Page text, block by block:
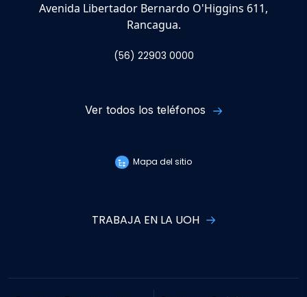
Avenida Libertador Bernardo O'Higgins 611,
Rancagua.
(56) 22903 0000
Ver todos los teléfonos
Mapa del sitio
TRABAJA EN LA UOH